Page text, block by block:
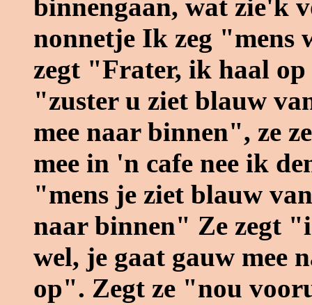
binnengaan, wat zie'k
nonnetje Ik zeg "mens
zegt "Frater, ik haal
"zuster u ziet blauw
mee naar binnen", ze
mee in 'n cafe nee ik
"mens je ziet blauw
naar binnen" Ze zegt
wel, je gaat gauw mee
op". Zegt ze "nou